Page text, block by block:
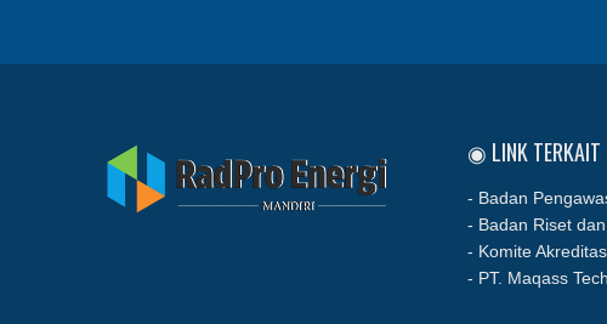
◉ LINK
- Badan
- Badan Riset
- Komite
- PT. Maqass